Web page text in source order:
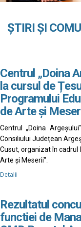
ȘTIRI ȘI
Centrul „Doina
la cursul de
Programului
de Arte și
Centrul „Doina
Consiliului Județean
Cusut, organizat în cadrul
Arte și Meserii".
Detalii
Rezultatul
functiei de